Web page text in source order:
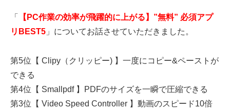
「
【PC作業の効率が飛躍的に上がる】”無料” 必須アプ
リBEST5 」についてお話させていただきました。
第5位【 Clipy（クリッピー) 】一度にコピー&ペーストが
できる
第4位【 Smallpdf 】PDFのサイズを一瞬で圧縮できる
第3位【 Video Speed Controller 】動画のスピード10倍